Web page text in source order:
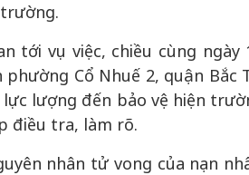
tới vụ việc, chiều cùng
phường Cổ Nhuế 2, quận
lượng đến bảo vệ hiện
điều tra, làm rõ.
nhân tử vong của nạn